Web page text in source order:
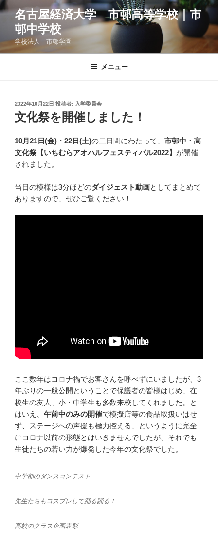
コ
ン
ツ
名古屋経済大学 市邨高等学校｜市
邨中学校
学校法人 市邨学園
メニュー
投
稿
日:
2022年10月22日 投稿者: 入学委員会
文化祭を開催しました！
10月21日(金)・22日(土)の二日間にわたって、 市邨中・高
文化祭【いちむらアオハルフェスティバル2022】 が開催
されました。
当日の模様は3分ほどのダイジェスト動画としてまとめて
ありますので、ぜひご覧ください！
ここ数年はコロナ禍でお客さんを呼べずにいましたが、3
年ぶりの一般公開ということで保護者の皆様はじめ、在
校生の友人、小・中学生も多数来校してくれました。と
はいえ、 午前中のみの開催で模擬店等の食品取扱いはせ
ず、ステージへの声援も極力控える、というように完全
にコロナ以前の形態とはいきませんでしたが、それでも
生徒たちの若い力が爆発した今年の文化祭でした。
中学部のダンスコンテスト
先生たちもコスプレして踊る踊る！
高校のクラス企画表彰